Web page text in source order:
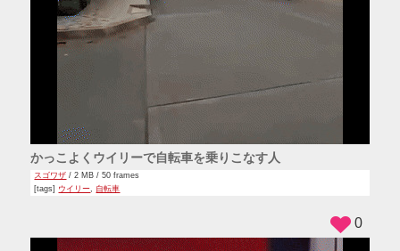
かっこよくウイリーで自転車を乗りこなす人
スゴワザ / 2 MB / 50 frames
[tags] ウイリー, 自転車
0